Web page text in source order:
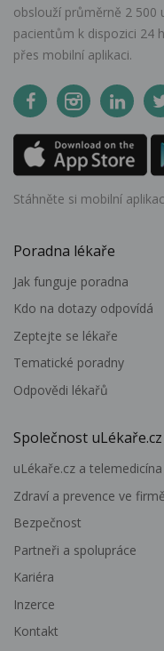
obslouží průměrně 2 500
pacientům k dispozici 24
přes mobilní aplikaci.
Stáhněte si mobilní
Poradna lékaře
Jak funguje poradna
Kdo na dotazy odpovídá
Zeptejte se lékaře
Tematické poradny
Odpovědi lékařů
Společnost uLékaře.cz
uLékaře.cz a telemedicína
Zdraví a prevence ve firmě
Bezpečnost
Partneři a spolupráce
Kariéra
Inzerce
Kontakt